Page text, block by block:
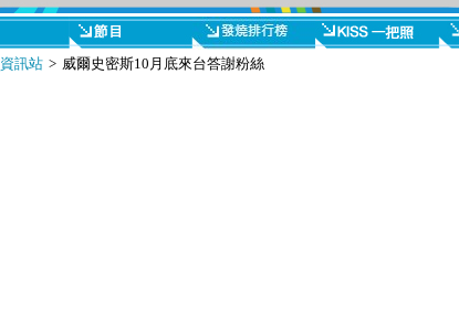
資訊站> 威爾史密斯10月底來台答謝粉絲